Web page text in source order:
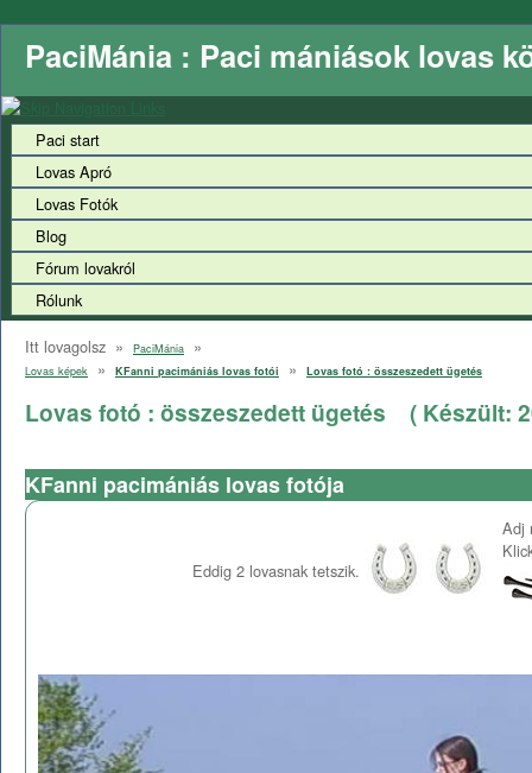
PaciMánia : Paci mániások lovas
Paci start
Lovas Apró
Lovas Fotók
Blog
Fórum lovakról
Rólunk
Itt lovagolsz » PaciMánia »
Lovas képek » KFanni pacimániás lovas fotói » Lovas fotó : összeszedett ügetés
Lovas fotó : összeszedett ügetés ( Készült:
KFanni pacimániás lovas fotója
Eddig 2 lovasnak tetszik.
Adj